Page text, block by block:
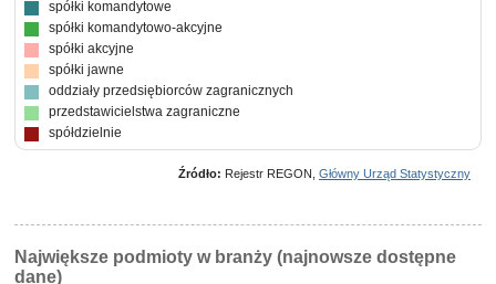
spółki komandytowe
spółki komandytowo-akcyjne
spółki akcyjne
spółki jawne
oddziały przedsiębiorców zagranicznych
przedstawicielstwa zagraniczne
spółdzielnie
Źródło: Rejestr REGON, Główny Urząd Statystyczny
Największe podmioty w branży (najnowsze dostępne
dane)